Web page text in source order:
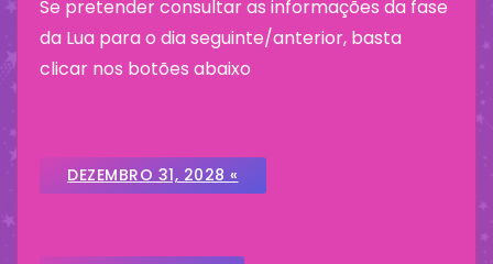
Se pretender consultar as informações da fase
da Lua para o dia seguinte/anterior, basta
clicar nos botões abaixo
DEZEMBRO 31, 2028 «